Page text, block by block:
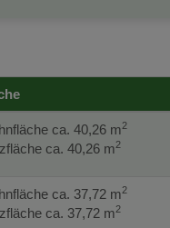
ca. 40,26 m2
ca. 40,26 m2
ca. 37,72 m2
ca. 37,72 m2